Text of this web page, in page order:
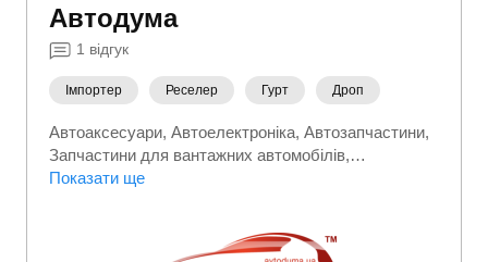
Автодума
1 відгук
Імпортер Реселер Гурт Дроп
Автоаксесуари Автоелектроніка Автозапчастини
Запчастини для вантажних автомобілів
Запчастини та автотовари
Показати ще